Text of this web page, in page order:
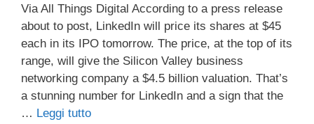
Via All Things Digital According to a press release
about to post, LinkedIn will price its shares at $45
each in its IPO tomorrow. The price, at the top of its
range, will give the Silicon Valley business
networking company a $4.5 billion valuation. That’s
a stunning number for LinkedIn and a sign that the
… Leggi tutto